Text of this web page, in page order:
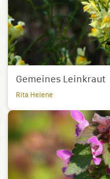
Gemeines Leinkraut
Rita Helene